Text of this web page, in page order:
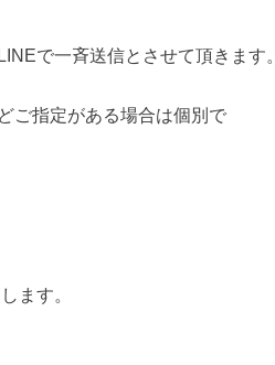
で一斉送信とさせて頂きます。
ご指定がある場合は個別で
ます。